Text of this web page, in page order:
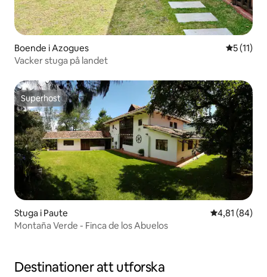
Boende i Azogues 5 av 5 i
5 (11)
Vacker stuga på landet
Superhost
Superhost
Stuga i Paute 4,81 av 5 i
4,81 (84)
Montaña Verde - Finca de los Abuelos
Destinationer att utforska